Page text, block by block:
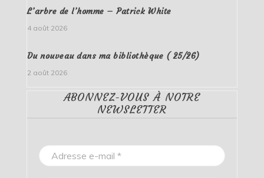
L’arbre de l’homme – Patrick White
4 août 2026
Du nouveau dans ma bibliothèque ( 25/26)
2 août 2026
ABONNEZ-VOUS À NOTRE
NEWSLETTER